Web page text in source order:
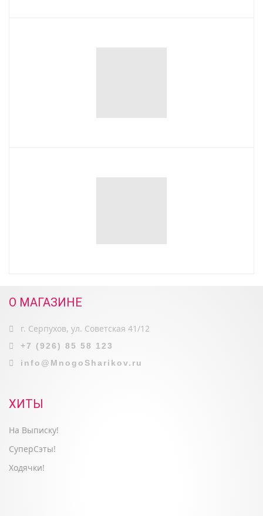
О МАГАЗИНЕ
г. Серпухов, ул. Советская 41/12
+7 (926) 85 58 123
info@MnogoSharikov.ru
ХИТЫ
На Выписку!
СуперСэты!
Ходячки!